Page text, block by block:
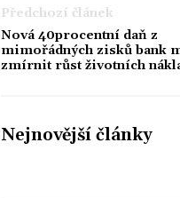
Předchozí článek
Nová 40procentní daň z
mimořádných zisků bank
zmírnit růst životních
Nejnovější články